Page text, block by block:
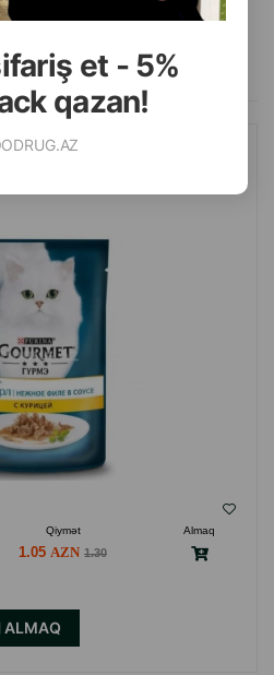
et - 5%
qazan!
Qiymət
Almaq
1.05 1.30
ALMAQ